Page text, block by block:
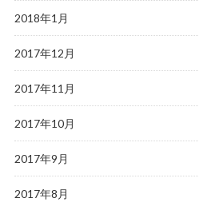
2018年1月
2017年12月
2017年11月
2017年10月
2017年9月
2017年8月